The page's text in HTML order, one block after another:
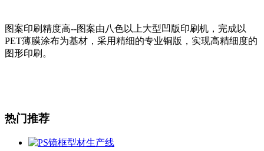
图案印刷精度高--图案由八色以上大型凹版印刷机，完成以
PET薄膜涂布为基材，采用精细的专业铜版，实现高精细度的
图形印刷。
热门推荐